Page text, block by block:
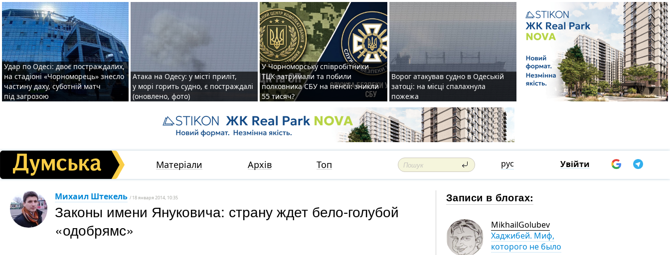
Удар по Одесі: двоє постраждалих,
на стадіоні «Чорноморець» знесло
частину даху, суботній матч
під загрозою
Атака на Одесу: у місті приліт,
у морі горить судно, є постраждалі
(оновлено, фото)
У Чорноморську співробітники
ТЦК затримали та побили
полковника СБУ на пенсії: зникли
55 тисяч?
Ворог атакував судно в Одеській
затоці: на місці спалахнула
пожежа
Матеріали Архів Топ рус Увійти
Михаил Штекель / 18 января 2014, 10:35
Законы имени Януковича: страну ждет бело-голубой
«одобрямс»
Записи в блогах:
MikhailGolubev
Хаджибей. Миф,
которого не было